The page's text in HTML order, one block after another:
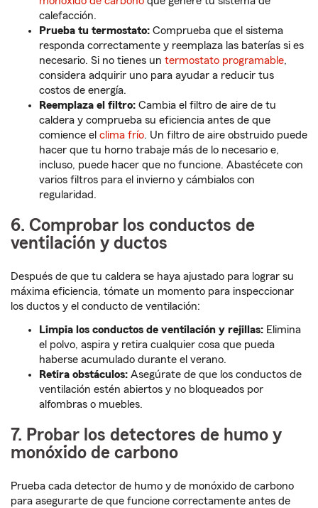
calefacción.
Prueba tu termostato: Comprueba que el sistema
responda correctamente y reemplaza las baterías si es
necesario. Si no tienes un termostato programable,
considera adquirir uno para ayudar a reducir tus
costos de energía.
Reemplaza el filtro: Cambia el filtro de aire de tu
caldera y comprueba su eficiencia antes de que
comience el clima frío. Un filtro de aire obstruido puede
hacer que tu horno trabaje más de lo necesario e,
incluso, puede hacer que no funcione. Abastécete con
varios filtros para el invierno y cámbialos con
regularidad.
6. Comprobar los conductos de
ventilación y ductos
Después de que tu caldera se haya ajustado para lograr su
máxima eficiencia, tómate un momento para inspeccionar
los ductos y el conducto de ventilación:
Limpia los conductos de ventilación y rejillas: Elimina
el polvo, aspira y retira cualquier cosa que pueda
haberse acumulado durante el verano.
Retira obstáculos: Asegúrate de que los conductos de
ventilación estén abiertos y no bloqueados por
alfombras o muebles.
7. Probar los detectores de humo y
monóxido de carbono
Prueba cada detector de humo y de monóxido de carbono
para asegurarte de que funcione correctamente antes de